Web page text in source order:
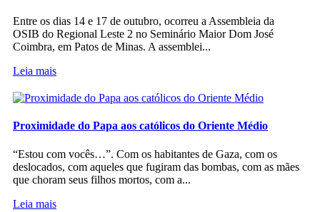
Entre os dias 14 e 17 de outubro, ocorreu a Assembleia da
OSIB do Regional Leste 2 no Seminário Maior Dom José
Coimbra, em Patos de Minas. A assemblei...
Leia mais
Proximidade do Papa aos católicos do Oriente Médio
“Estou com vocês…”. Com os habitantes de Gaza, com os
deslocados, com aqueles que fugiram das bombas, com as mães
que choram seus filhos mortos, com a...
Leia mais